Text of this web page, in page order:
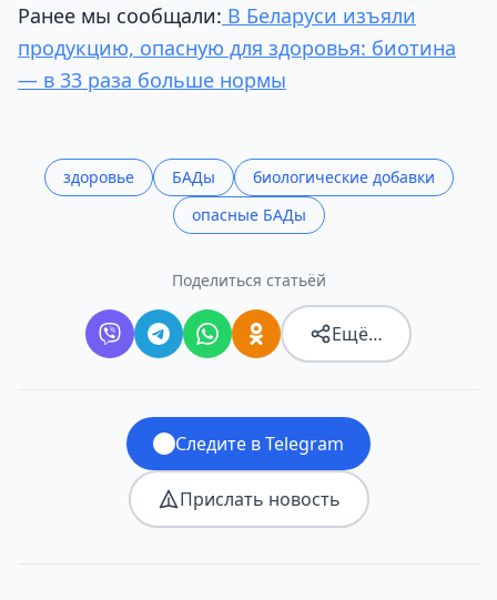
Ранее мы сообщали: В Беларуси изъяли
продукцию, опасную для здоровья: биотина
— в 33 раза больше нормы
здоровье БАДы
биологические добавки
опасные БАДы
Поделиться статьёй
Ещё…
Следите в Telegram
Прислать новость